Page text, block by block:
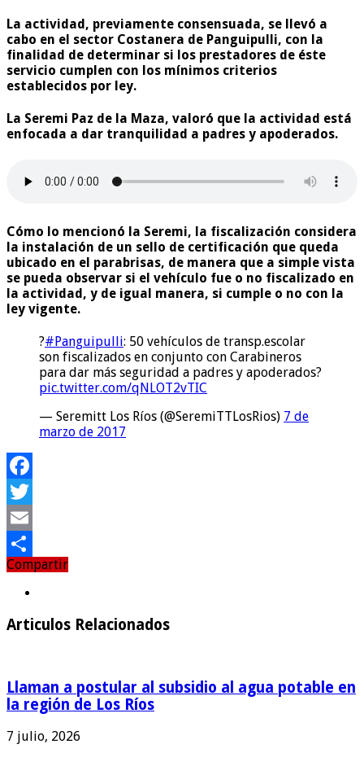
La actividad, previamente consensuada, se llevó a
cabo en el sector Costanera de Panguipulli, con la
finalidad de determinar si los prestadores de éste
servicio cumplen con los mínimos criterios
establecidos por ley.
La Seremi Paz de la Maza, valoró que la actividad está
enfocada a dar tranquilidad a padres y apoderados.
Cómo lo mencionó la Seremi, la fiscalización considera
la instalación de un sello de certificación que queda
ubicado en el parabrisas, de manera que a simple vista
se pueda observar si el vehículo fue o no fiscalizado en
la actividad, y de igual manera, si cumple o no con la
ley vigente.
?#Panguipulli: 50 vehículos de transp.escolar
son fiscalizados en conjunto con Carabineros
para dar más seguridad a padres y apoderados?
pic.twitter.com/qNLOT2vTIC
— Seremitt Los Ríos (@SeremiTTLosRios) 7 de
marzo de 2017
Facebook
Twitter
Email
Compartir
Compartir
Articulos Relacionados
Llaman a postular al subsidio al agua potable en
la región de Los Ríos
7 julio, 2026